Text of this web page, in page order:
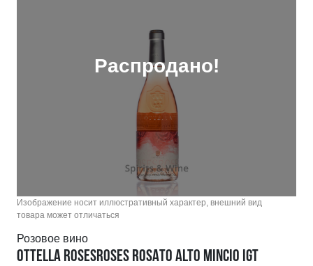
Распродано!
Изображение носит иллюстративный характер, внешний вид
товара может отличаться
Розовое вино
OTTELLA ROSESROSES ROSATO ALTO MINCIO IGT